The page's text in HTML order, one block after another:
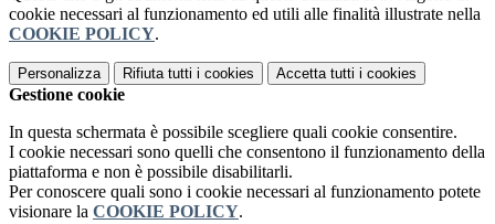
cookie necessari al funzionamento ed utili alle finalità illustrate nella
COOKIE POLICY.
Personalizza Rifiuta tutti i cookies Accetta tutti i cookies
Gestione cookie
In questa schermata è possibile scegliere quali cookie consentire.
I cookie necessari sono quelli che consentono il funzionamento della
piattaforma e non è possibile disabilitarli.
Per conoscere quali sono i cookie necessari al funzionamento potete
visionare la COOKIE POLICY.